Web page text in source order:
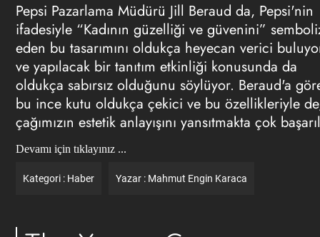
Pepsi Pazarlama Müdürü Jill Beraud da, Pepsi'nin
ifadesiyle “Kadının güzelliği ve güvenini”
eden bu tasarımını oldukça heyecan verici
ve yapılacak bir tanıtım etkinliği konusunda da
oldukça sabırsız olduğunu söylüyor. Beraud'a
bu ince kutu oldukça çekici ve bu özellikleriyle
çağımızın estetik anlayışını yansıtmakta çok
Devamı için tıklayınız ...
Kategori : Haber Yazar : Mahmut Engin Karaca